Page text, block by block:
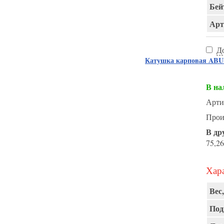
Катушка карповая
В
В